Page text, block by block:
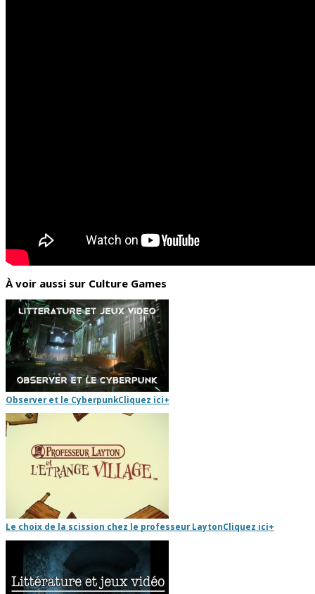
À voir aussi sur Culture Games
Observer et le CyberpunkCliquez ici+
Le choix de la scission chez le professeur LaytonCliquez ici+